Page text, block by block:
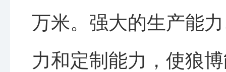
万米。强大的生产能
力和定制能力，使狼